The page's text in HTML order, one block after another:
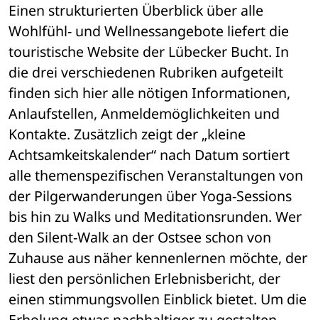
Einen strukturierten Überblick über alle
Wohlfühl- und Wellnessangebote liefert die
touristische Website der Lübecker Bucht. In
die drei verschiedenen Rubriken aufgeteilt
finden sich hier alle nötigen Informationen,
Anlaufstellen, Anmeldemöglichkeiten und
Kontakte. Zusätzlich zeigt der „kleine
Achtsamkeitskalender“ nach Datum sortiert
alle themenspezifischen Veranstaltungen von
der Pilgerwanderungen über Yoga-Sessions
bis hin zu Walks und Meditationsrunden. Wer
den Silent-Walk an der Ostsee schon von
Zuhause aus näher kennenlernen möchte, der
liest den persönlichen Erlebnisbericht, der
einen stimmungsvollen Einblick bietet. Um die